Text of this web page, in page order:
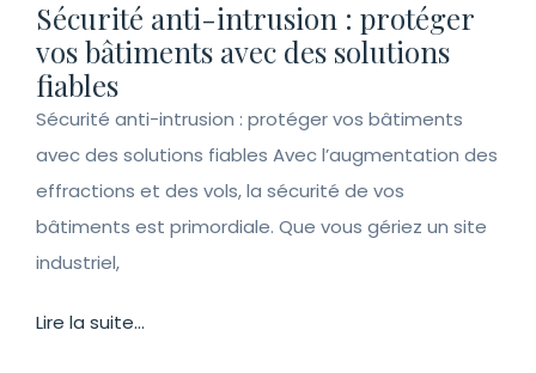
Sécurité anti-intrusion : protéger
vos bâtiments avec des solutions
fiables
Sécurité anti-intrusion : protéger vos bâtiments
avec des solutions fiables Avec l’augmentation des
effractions et des vols, la sécurité de vos
bâtiments est primordiale. Que vous gériez un site
industriel,
Lire la suite...